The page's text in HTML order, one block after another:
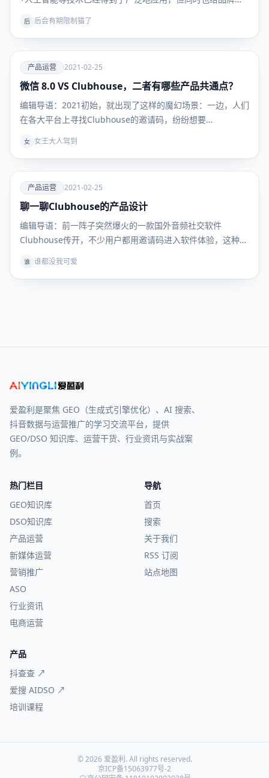
后 后会有期限制猫了
爱
产品运
营
产品运营 2021-02-25
微信 8.0 VS Clubhouse，二者有哪些产品共通点？
编辑导语：2021初始，就出现了这样的魔幻场景：一边，人们
在各大平台上寻找Clubhouse的邀请码，纷纷想要…
女 女王大人驾到
爱
产品运
产品运营 2021-02-25
聊一聊Clubhouse的产品设计
编辑导语：前一阵子突然爆火的一款国外音频社交软件
Clubhouse传开，不少用户都用邀请码进入软件体验，这种
谁 谁都没我可爱
爱盈利是聚焦 GEO（生成式引擎优化）、AI 搜索、
抖音数据与运营推广的学习交流平台，提供
GEO/DSO 知识库、运营干货、行业资讯与实战案
例。
热门栏目
GEO知识库
DSO知识库
产品运营
新媒体运营
营销推广
ASO
行业资讯
电商运营
导航
首页
搜索
关于我们
RSS 订阅
站点地图
产品
抖查查 ↗
爱搜 AIDSO ↗
培训课程
© 2026 爱盈利. All rights reserved.
京ICP备15063977号-2